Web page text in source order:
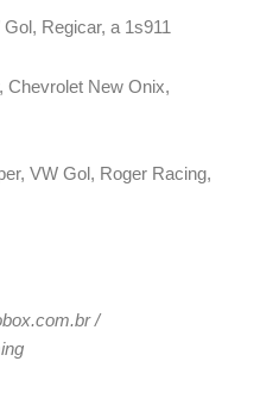
Regicar, a 1s911
Chevrolet New Onix,
VW Gol, Roger Racing,
/